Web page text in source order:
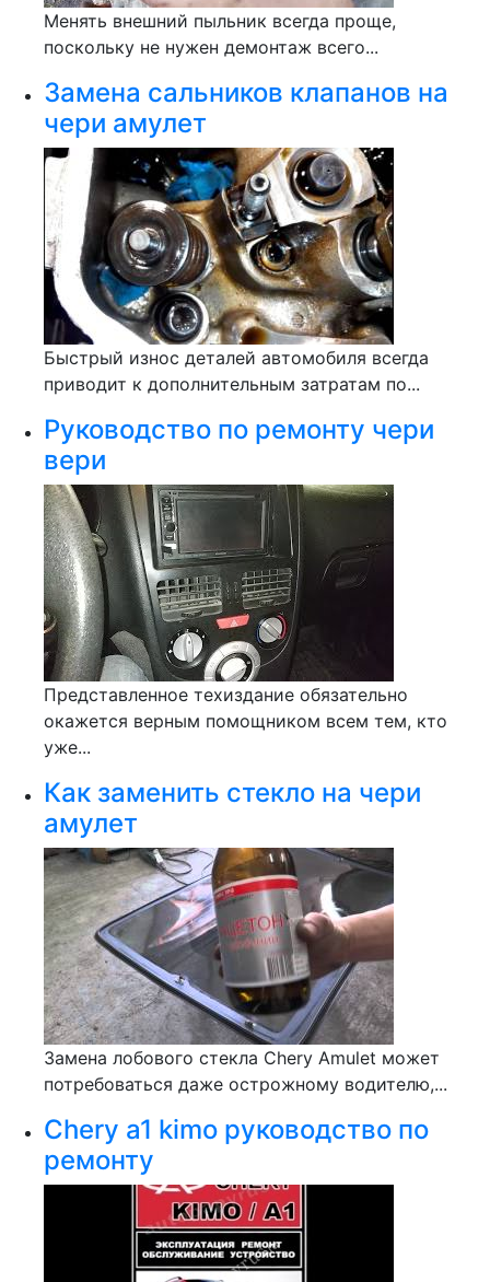
Менять внешний пыльник всегда проще,
поскольку не нужен демонтаж всего...
Замена сальников клапанов на
чери амулет
Быстрый износ деталей автомобиля всегда
приводит к дополнительным затратам по...
Руководство по ремонту чери
вери
Представленное техиздание обязательно
окажется верным помощником всем тем, кто
уже...
Как заменить стекло на чери
амулет
Замена лобового стекла Chery Amulet может
потребоваться даже острожному водителю,...
Chery a1 kimo руководство по
ремонту